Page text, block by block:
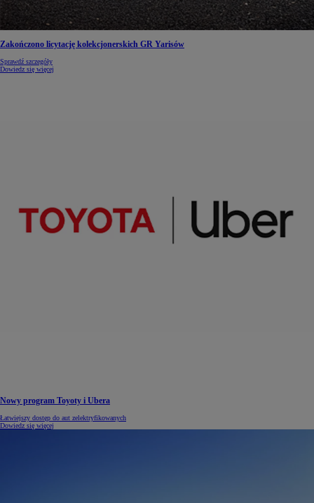
Zakończono licytację kolekcjonerskich GR Yarisów
Sprawdź szczegóły
Dowiedz się więcej
Nowy program Toyoty i Ubera
Łatwiejszy dostęp do aut zelektryfikowanych
Dowiedz się więcej